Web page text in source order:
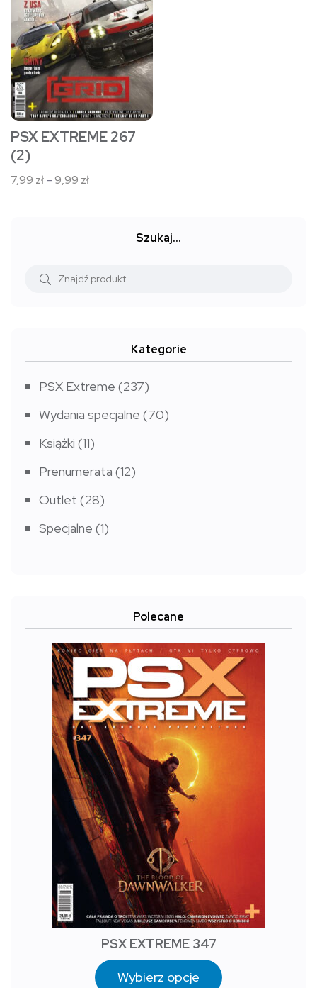
wariantów.
Opcje
można
wybrać
na
stronie
produktu
PSX EXTREME 267
(2)
7,99 zł–9,99 złZakres
do
Szukaj…
Kategorie
PSX Extreme (237)
Wydania specjalne (70)
Książki (11)
Prenumerata (12)
Outlet (28)
Specjalne (1)
Polecane
PSX EXTREME 347
Wybierz opcje